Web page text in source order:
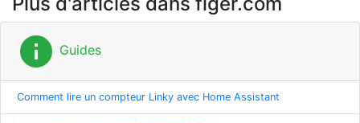
info Guides
Comment lire un compteur Linky avec Home Assistant